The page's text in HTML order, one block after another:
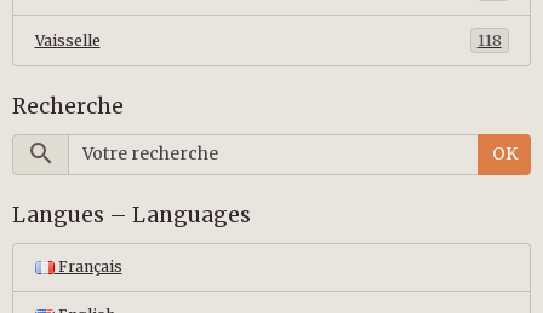
Vaisselle 118
Recherche
OK
Langues – Languages
Français